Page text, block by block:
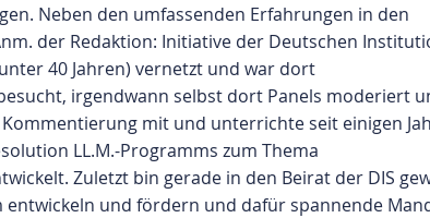
Neben den umfassenden Erfahrungen in den
der Redaktion: Initiative der Deutschen
40 Jahren) vernetzt und war dort
irgendwann selbst dort Panels moderiert
mit und unterrichte seit einigen
LL.M.-Programms zum Thema
Zuletzt bin gerade in den Beirat der DIS
und fördern und dafür spannende